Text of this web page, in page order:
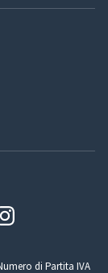
di Partita IVA